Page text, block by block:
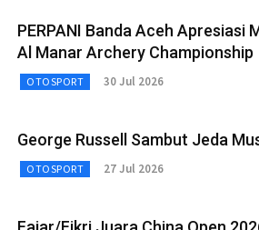
PERPANI Banda Aceh Apresiasi
Al Manar Archery Championship
OTOSPORT 30 Jul 2026
George Russell Sambut Jeda
OTOSPORT 27 Jul 2026